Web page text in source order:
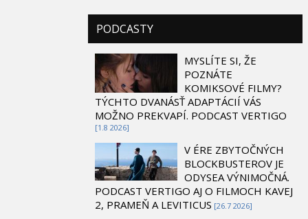
PODCASTY
MYSLÍTE SI, ŽE
POZNÁTE
KOMIKSOVÉ FILMY?
TÝCHTO DVANÁSŤ ADAPTÁCIÍ VÁS
MOŽNO PREKVAPÍ. PODCAST VERTIGO
[1.8 2026]
V ÉRE ZBYTOČNÝCH
BLOCKBUSTEROV JE
ODYSEA VÝNIMOČNÁ.
PODCAST VERTIGO AJ O FILMOCH KAVEJ
2, PRAMEŇ A LEVITICUS [26.7 2026]